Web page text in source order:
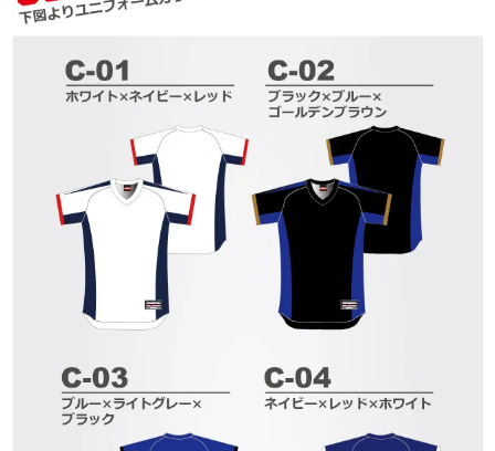
SHOWROOM
野球ユニフォームウェアブランドSORKで
は、ショールームを設けております。
ユニフォーム制作にあたり商談・打合せはも